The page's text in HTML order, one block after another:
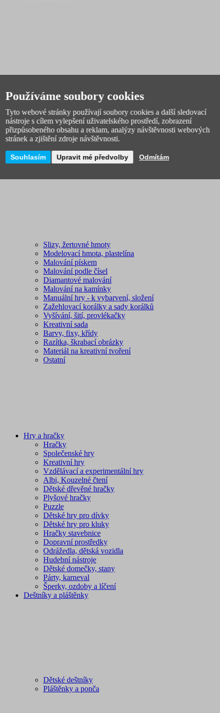
Dětské ručníky a osušky
Dětské deky, spacáky
Dětská prostěradla
Povlečení Matějovský
Peřiny a polštáře
Dětské povlečení výprodej
Tvoření a vyrábění pro děti
Slizy, žertovné hmoty
Modelovací hmota, plastelína
Malování pískem
Malování podle čísel
Diamantové malování
Malování na kamínky
Manuální hry - k vybarvení, složení
Zažehlovací korálky a sady korálků
Vyšívání, šití, provlékačky
Kreativní sada
Barvy, fixy, křídy
Razítka, škrabací obrázky
Materiál na kreativní tvoření
Ostatní
Hry a hračky
Hračky
Společenské hry
Kreativní hry
Vzdělávací a experimentální hry
Albi, Kouzelné čtení
Dětské dřevěné hračky
Plyšové hračky
Puzzle
Dětské hry pro dívky
Dětské hry pro kluky
Hračky stavebnice
Dopravní prostředky
Odrážedla, dětská vozidla
Hudební nástroje
Dětské domečky, stany
Párty, karneval
Šperky, ozdoby a líčení
Deštníky a pláštěnky
Dětské deštníky
Pláštěnky a ponča
Používáme soubory cookies
Tyto webové stránky používají soubory cookies a další sledovací
nástroje s cílem vylepšení uživatelského prostředí, zobrazení
přizpůsobeného obsahu a reklam, analýzy návštěvnosti webových
stránek a zjištění zdroje návštěvnosti.
Souhlasím Upravit mé předvolby Odmítám